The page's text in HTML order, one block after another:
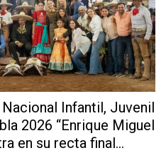
Infantil, Juvenil
2026 “Enrique Miguel
en su recta final...